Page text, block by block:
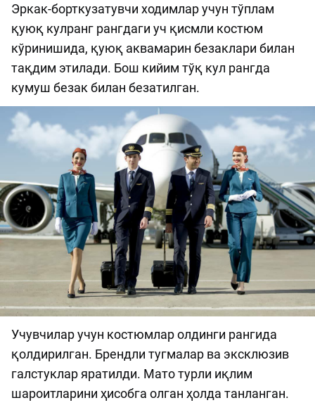
Эркак-борткузатувчи ходимлар учун тўплам
қуюқ кулранг рангдаги уч қисмли костюм
кўринишида, қуюқ аквамарин безаклари билан
тақдим этилади. Бош кийим тўқ кул рангда
кумуш безак билан безатилган.
Учувчилар учун костюмлар олдинги рангида
қолдирилган. Брендли тугмалар ва эксклюзив
галстуклар яратилди. Мато турли иқлим
шароитларини ҳисобга олган ҳолда танланган.